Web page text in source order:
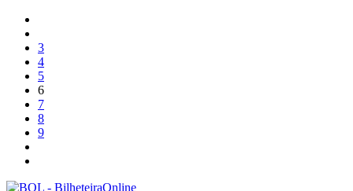
3
4
5
6
7
8
9